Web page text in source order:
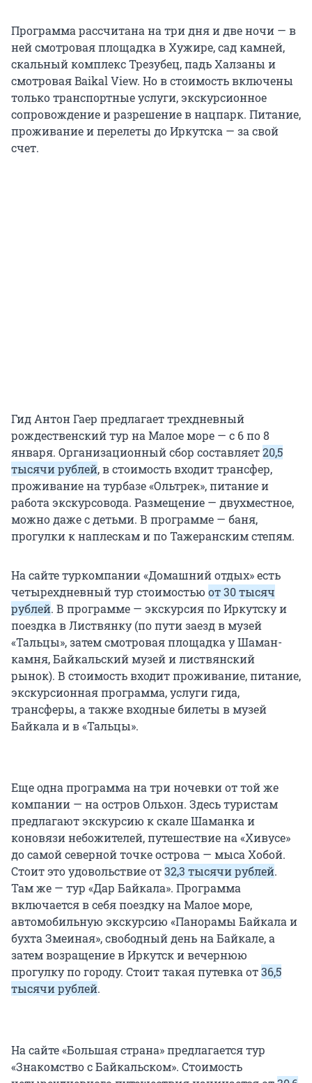
Программа рассчитана на три дня и две ночи — в
ней смотровая площадка в Хужире, сад камней,
скальный комплекс Трезубец, падь Халзаны и
смотровая Baikal View. Но в стоимость включены
только транспортные услуги, экскурсионное
сопровождение и разрешение в нацпарк. Питание,
проживание и перелеты до Иркутска — за свой
счет.
Гид Антон Гаер предлагает трехдневный
рождественский тур на Малое море — с 6 по 8
января. Организационный сбор составляет20,5
тысячи рублей, в стоимость входит трансфер,
проживание на турбазе «Ольтрек», питание и
работа экскурсовода. Размещение — двухместное,
можно даже с детьми. В программе — баня,
прогулки к наплескам и по Тажеранским степям.
На сайте туркомпании «Домашний отдых» есть
четырехдневный тур стоимостью от 30 тысяч
рублей. В программе — экскурсия по Иркутску и
поездка в Листвянку (по пути заезд в музей
«Тальцы», затем смотровая площадка у Шаман-
камня, Байкальский музей и листвянский
рынок). В стоимость входит проживание, питание,
экскурсионная программа, услуги гида,
трансферы, а также входные билеты в музей
Байкала и в «Тальцы».
Еще одна программа на три ночевки от той же
компании — на остров Ольхон. Здесь туристам
предлагают экскурсию к скале Шаманка и
коновязи небожителей, путешествие на «Хивусе»
до самой северной точке острова — мыса Хобой.
Стоит это удовольствие от32,3 тысячи рублей.
Там же — тур «Дар Байкала». Программа
включается в себя поездку на Малое море,
автомобильную экскурсию «Панорамы Байкала и
бухта Змеиная», свободный день на Байкале, а
затем возращение в Иркутск и вечернюю
прогулку по городу. Стоит такая путевка от36,5
тысячи рублей.
На сайте «Большая страна» предлагается тур
«Знакомство с Байкальском». Стоимость